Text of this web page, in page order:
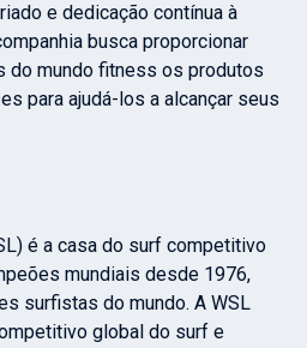
e dedicação contínua à
busca proporcionar
do mundo fitness os produtos
para ajudá-los a alcançar seus
é a casa do surf competitivo
mundiais desde 1976,
surfistas do mundo. A WSL
global do surf e